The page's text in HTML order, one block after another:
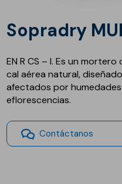
Sopradry
EN R CS – I. Es un
cal aérea natural,
afectados por
eflorescencias.
Contáctanos